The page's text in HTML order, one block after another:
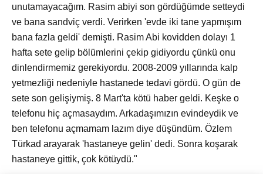
unutamayacağım. Rasim abiyi son gördüğümde setteydi
ve bana sandviç verdi. Verirken 'evde iki tane yapmışım
bana fazla geldi' demişti. Rasim Abi kovidden dolayı 1
hafta sete gelip bölümlerini çekip gidiyordu çünkü onu
dinlendirmemiz gerekiyordu. 2008-2009 yıllarında kalp
yetmezliği nedeniyle hastanede tedavi gördü. O gün de
sete son gelişiymiş. 8 Mart'ta kötü haber geldi. Keşke o
telefonu hiç açmasaydım. Arkadaşımızın evindeydik ve
ben telefonu açmamam lazım diye düşündüm. Özlem
Türkad arayarak 'hastaneye gelin' dedi. Sonra koşarak
hastaneye gittik, çok kötüydü."